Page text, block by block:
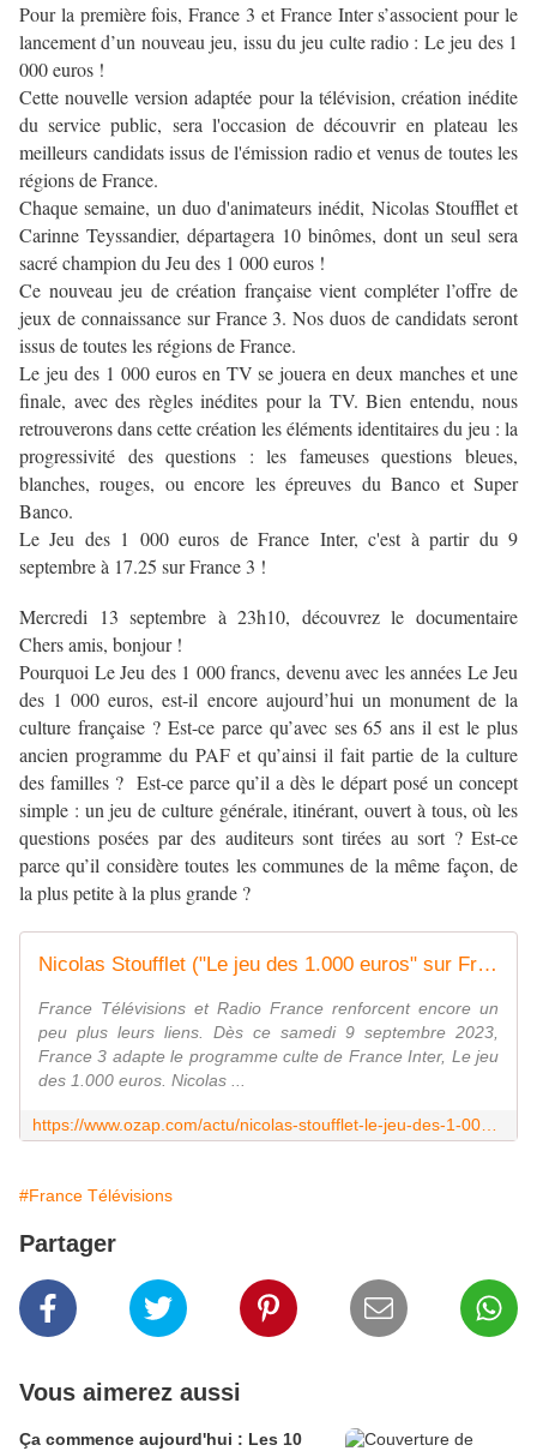
Pour la première fois, France 3 et France Inter s’associent pour le
lancement d’un nouveau jeu, issu du jeu culte radio : Le jeu des 1
000 euros !
Cette nouvelle version adaptée pour la télévision, création inédite
du service public, sera l'occasion de découvrir en plateau les
meilleurs candidats issus de l'émission radio et venus de toutes les
régions de France.
Chaque semaine, un duo d'animateurs inédit, Nicolas Stoufflet et
Carinne Teyssandier, départagera 10 binômes, dont un seul sera
sacré champion du Jeu des 1 000 euros !
Ce nouveau jeu de création française vient compléter l’offre de
jeux de connaissance sur France 3. Nos duos de candidats seront
issus de toutes les régions de France.
Le jeu des 1 000 euros en TV se jouera en deux manches et une
finale, avec des règles inédites pour la TV. Bien entendu, nous
retrouverons dans cette création les éléments identitaires du jeu : la
progressivité des questions : les fameuses questions bleues,
blanches, rouges, ou encore les épreuves du Banco et Super
Banco.
Le Jeu des 1 000 euros de France Inter, c'est à partir du 9
septembre à 17.25 sur France 3 !
Mercredi 13 septembre à 23h10, découvrez le documentaire
Chers amis, bonjour !
Pourquoi Le Jeu des 1 000 francs, devenu avec les années Le Jeu
des 1 000 euros, est-il encore aujourd’hui un monument de la
culture française ? Est-ce parce qu’avec ses 65 ans il est le plus
ancien programme du PAF et qu’ainsi il fait partie de la culture
des familles ? Est-ce parce qu’il a dès le départ posé un concept
simple : un jeu de culture générale, itinérant, ouvert à tous, où les
questions posées par des auditeurs sont tirées au sort ? Est-ce
parce qu’il considère toutes les communes de la même façon, de
la plus petite à la plus grande ?
Nicolas Stoufflet ("Le jeu des 1.000 euros" sur France 3) : "Adapter le jeu de France Inter à télévision était un rêve secret"
France Télévisions et Radio France renforcent encore un
peu plus leurs liens. Dès ce samedi 9 septembre 2023,
France 3 adapte le programme culte de France Inter, Le jeu
des 1.000 euros. Nicolas ...
#France Télévisions
Partager
Vous aimerez aussi
Ça commence aujourd'hui : Les 10